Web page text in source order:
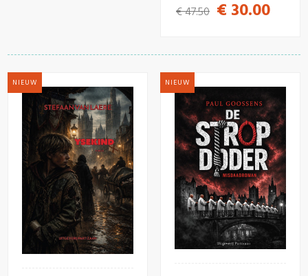
€ 47.50 € 30.00
NIEUW NIEUW